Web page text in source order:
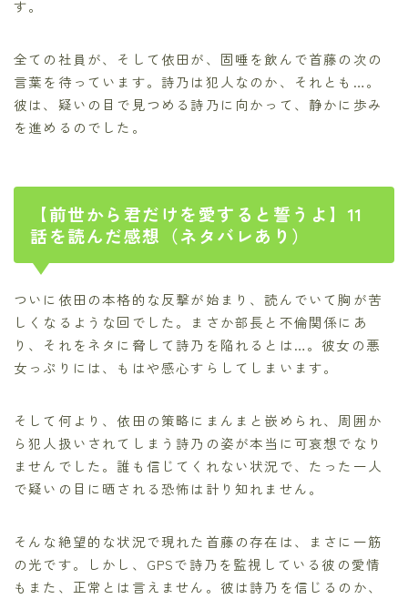
す。
全ての社員が、そして依田が、固唾を飲んで首藤の次の
言葉を待っています。詩乃は犯人なのか、それとも…。
彼は、疑いの目で見つめる詩乃に向かって、静かに歩み
を進めるのでした。
【前世から君だけを愛すると誓うよ】11
話を読んだ感想（ネタバレあり）
ついに依田の本格的な反撃が始まり、読んでいて胸が苦
しくなるような回でした。まさか部長と不倫関係にあ
り、それをネタに脅して詩乃を陥れるとは…。彼女の悪
女っぷりには、もはや感心すらしてしまいます。
そして何より、依田の策略にまんまと嵌められ、周囲か
ら犯人扱いされてしまう詩乃の姿が本当に可哀想でなり
ませんでした。誰も信じてくれない状況で、たった一人
で疑いの目に晒される恐怖は計り知れません。
そんな絶望的な状況で現れた首藤の存在は、まさに一筋
の光です。しかし、GPSで詩乃を監視している彼の愛情
もまた、正常とは言えません。彼は詩乃を信じるのか、